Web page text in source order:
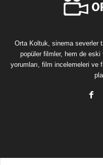
Orta Koltuk, sinema severler
popüler filmler, hem de
yorumları, film incelemeleri ve